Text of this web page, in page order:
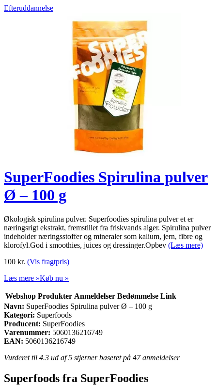
Efteruddannelse
SuperFoodies Spirulina pulver
Ø – 100 g
Økologisk spirulina pulver. Superfoodies spirulina pulver et er
næringsrigt ekstrakt, fremstillet fra friskvands alger. Spirulina pulver
indeholder næringsstoffer og mineraler som kalium, jern, fibre og
klorofyl.God i smoothies, juices og dressinger.Opbev (Læs mere)
100 kr. (Vis fragtpris)
Læs mere »Køb nu »
Webshop Produkter Anmeldelser Bedømmelse Link
Navn: SuperFoodies Spirulina pulver Ø – 100 g
Kategori: Superfoods
Producent: SuperFoodies
Varenummer: 5060136216749
EAN: 5060136216749
Vurderet til 4.3 ud af 5 stjerner baseret på 47anmeldelser
Superfoods fra SuperFoodies